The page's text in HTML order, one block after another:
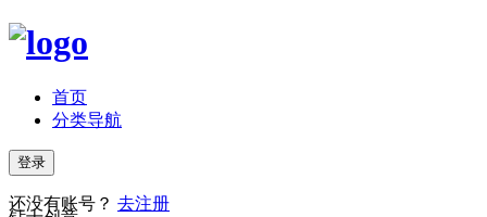
首页
分类导航
登录
还没有账号？ 去注册